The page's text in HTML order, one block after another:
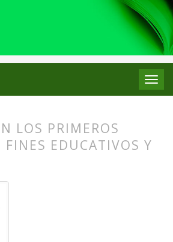
LOS PRIMEROS
FINES EDUCATIVOS Y